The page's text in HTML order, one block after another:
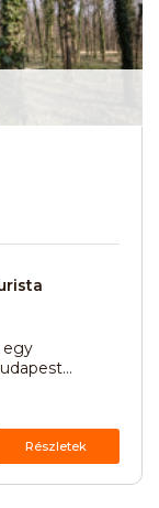
egy
Részletek